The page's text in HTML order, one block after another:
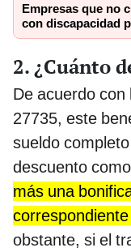
Empresas que no
con discapacidad
2. ¿Cuánto
De acuerdo con
27735, este
sueldo
descuento como
más una
obstante, si el